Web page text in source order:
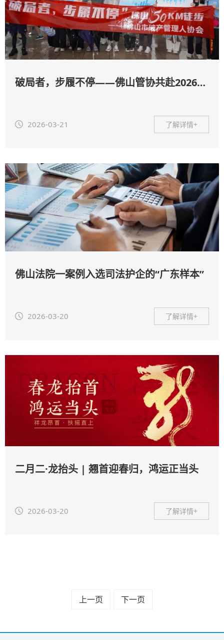
破局者，步履不停——佛山管协共赴2026佛山50公里徒步
了解详情+
2026-03-21
佛山法院一案例入选司法护企的“广东样本”
了解详情+
2026-03-20
二月二·龙抬头 | 翘首迎春归，鸿运正当头
了解详情+
2026-03-20
上一页 下一页